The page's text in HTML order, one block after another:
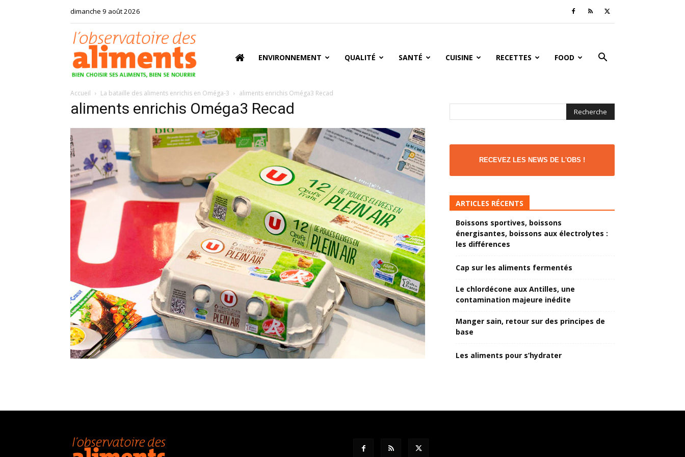
dimanche 9 août 2026
des
ENVIRONNEMENT QUALITÉ SANTÉ CUISINE RECETTES FOOD
Accueil La bataille des aliments enrichis en Oméga-3 aliments enrichis Oméga3 Recad
aliments enrichis Oméga3 Recad
RECEVEZ LES NEWS DE L'OBS !
ARTICLES RÉCENTS
Boissons sportives, boissons
énergisantes, boissons aux électrolytes :
les différences
Cap sur les aliments fermentés
Le chlordécone aux Antilles, une
contamination majeure inédite
Manger sain, retour sur des principes de
base
Les aliments pour s’hydrater